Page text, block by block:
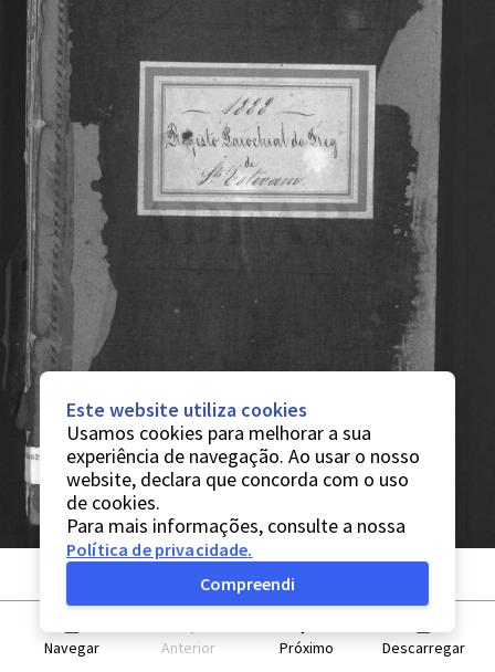
Navegar Anterior Próximo Descarregar
Este website utiliza cookies
Usamos cookies para melhorar a sua
experiência de navegação. Ao usar o nosso
website, declara que concorda com o uso
de cookies.
Para mais informações, consulte a nossa
Política de privacidade.
Compreendi